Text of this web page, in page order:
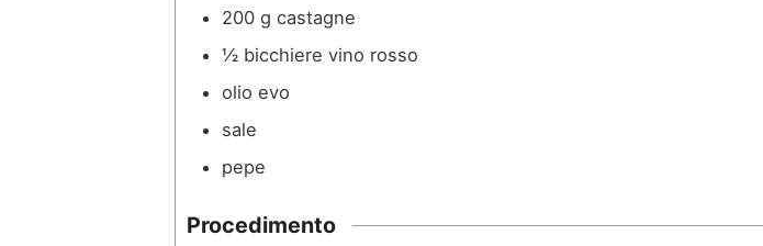
200 g castagne
½ bicchiere vino rosso
olio evo
sale
pepe
Procedimento